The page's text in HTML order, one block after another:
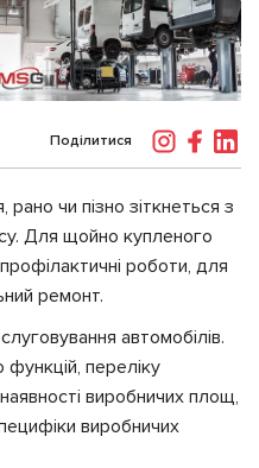
Поділитися
чи пізно зіткнеться з
Для щойно купленого
роботи, для
ремонт.
автомобілів.
функцій, переліку
виробничих площ,
виробничих